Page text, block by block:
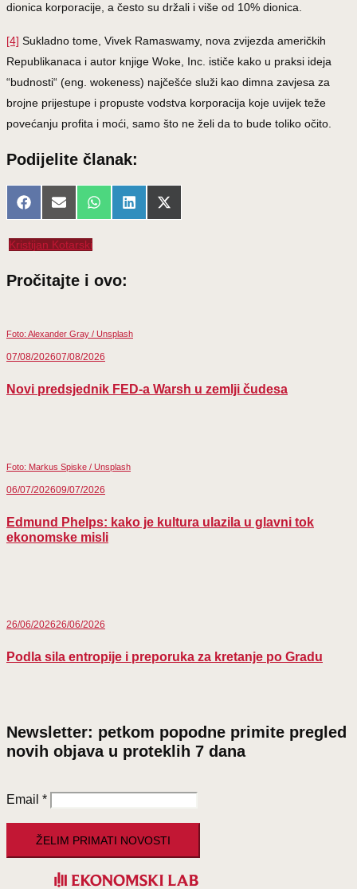
dionica korporacije, a često su držali i više od 10% dionica.
[4] Sukladno tome, Vivek Ramaswamy, nova zvijezda američkih
Republikanaca i autor knjige Woke, Inc. ističe kako u praksi ideja
“budnosti“ (eng. wokeness) najčešće služi kao dimna zavjesa za
brojne prijestupe i propuste vodstva korporacija koje uvijek teže
povećanju profita i moći, samo što ne želi da to bude toliko očito.
Podijelite članak:
Share
on
FacebookShare
on
Email Share
on
WhatsAppShare
on
LinkedInShare
on
X
(Twitter)
Kristijan Kotarski
Pročitajte i ovo:
Foto: Alexander Gray / Unsplash
07/08/202607/08/2026
Novi predsjednik FED-a Warsh u zemlji čudesa
Foto: Markus Spiske / Unsplash
06/07/202609/07/2026
Edmund Phelps: kako je kultura ulazila u glavni tok
ekonomske misli
26/06/202626/06/2026
Podla sila entropije i preporuka za kretanje po Gradu
Newsletter: petkom popodne primite pregled
novih objava u proteklih 7 dana
Email *